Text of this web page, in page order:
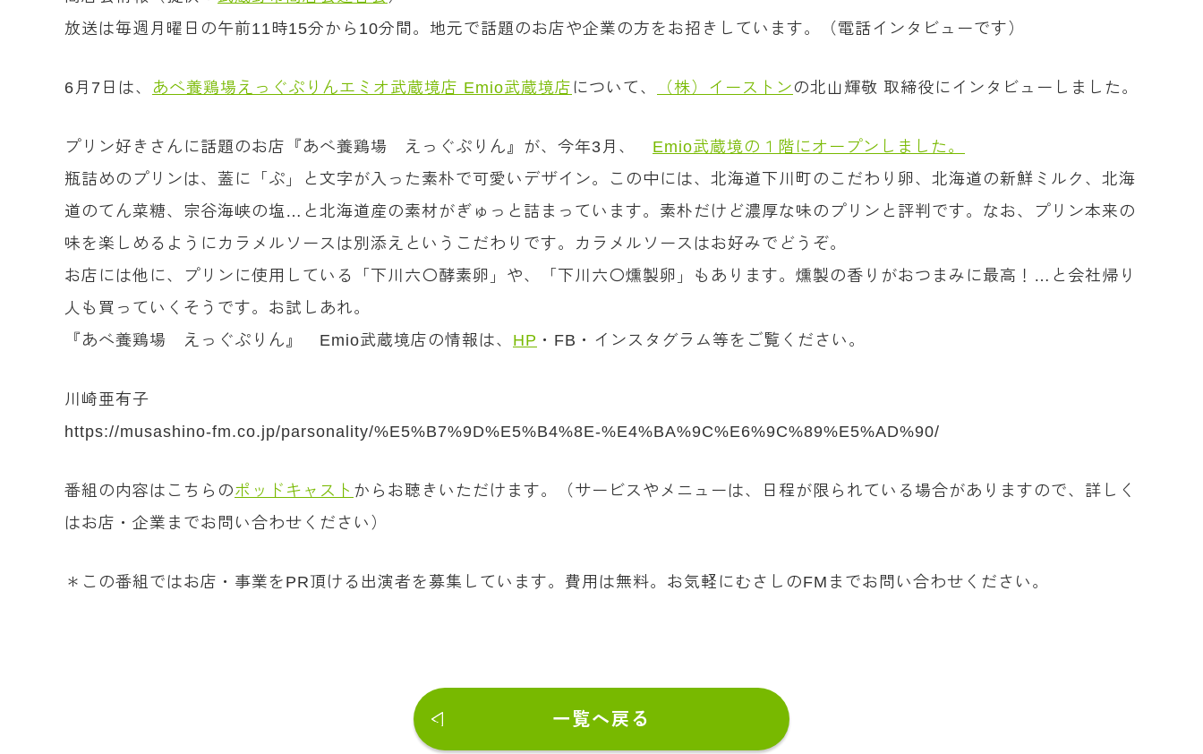
放送は毎週月曜日の午前11時15分から10分間。地元で話題のお店や企業の方をお招きしています。（電話インタビューです）
6月7日は、 あべ養鶏場えっぐぷりんエミオ武蔵境店 Emio武蔵境店 について、 （株）イーストン の北山輝敬 取締役にインタビューしました。
プリン好きさんに話題のお店『あべ養鶏場 えっぐぷりん』が、今年3月、 Emio武蔵境の１階にオープンしました。
瓶詰めのプリンは、蓋に「ぷ」と文字が入った素朴で可愛いデザイン。この中には、北海道下川町のこだわり卵、北海道の新鮮ミルク、北海
道のてん菜糖、宗谷海峡の塩…と北海道産の素材がぎゅっと詰まっています。素朴だけど濃厚な味のプリンと評判です。なお、プリン本来の
味を楽しめるようにカラメルソースは別添えというこだわりです。カラメルソースはお好みでどうぞ。
お店には他に、プリンに使用している「下川六〇酵素卵」や、「下川六〇燻製卵」もあります。燻製の香りがおつまみに最高！…と会社帰り
人も買っていくそうです。お試しあれ。
『あべ養鶏場 えっぐぷりん』 Emio武蔵境店の情報は、 HP ・FB・インスタグラム等をご覧ください。
川崎亜有子
https://musashino-fm.co.jp/parsonality/%E5%B7%9D%E5%B4%8E-%E4%BA%9C%E6%9C%89%E5%AD%90/
番組の内容はこちらのポッドキャスト からお聴きいただけます。（サービスやメニューは、日程が限られている場合がありますので、詳しく
はお店・企業までお問い合わせください）
＊この番組ではお店・事業をPR頂ける出演者を募集しています。費用は無料。お気軽にむさしのFMまでお問い合わせください。
一覧へ戻る